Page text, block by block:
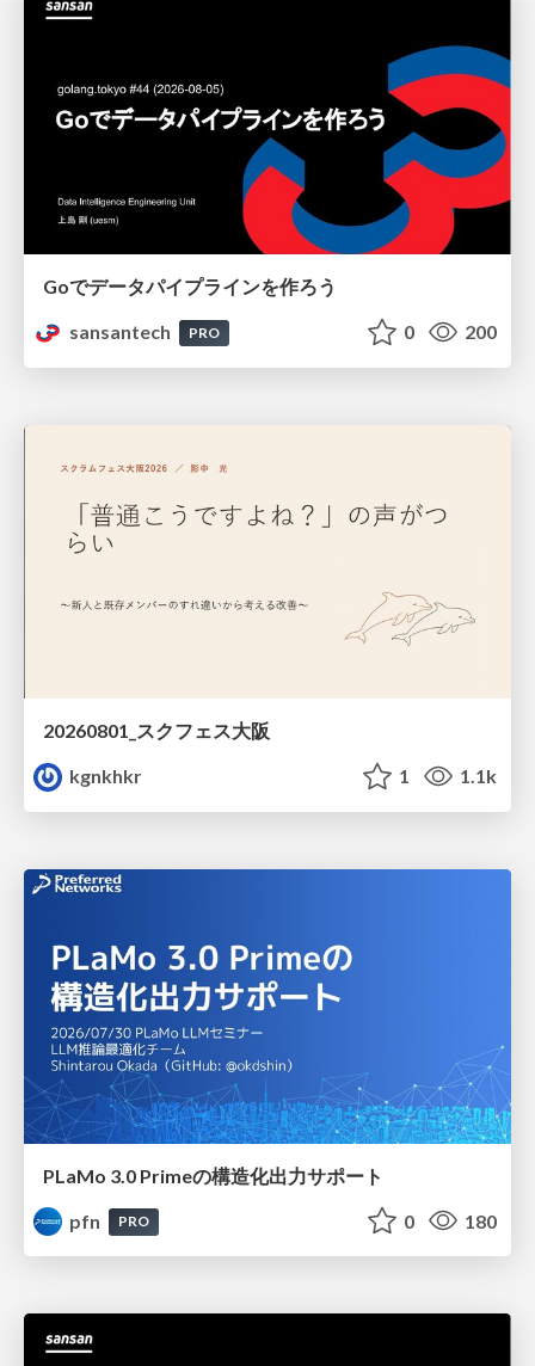
Goでデータパイプラインを作ろう
sansantech
PRO 0 200
20260801_スクフェス大阪
kgnkhkr
1 1.1k
PLaMo 3.0 Primeの構造化出力サポート
pfn
PRO 0 180